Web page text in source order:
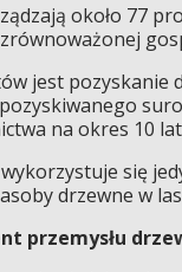
około 77
jest
na okres 10
się
drzewne w
przemysłu